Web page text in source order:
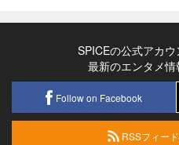
SPICEの公式アカ
最新のエンタメ
Follow on Facebook
RSSフィー